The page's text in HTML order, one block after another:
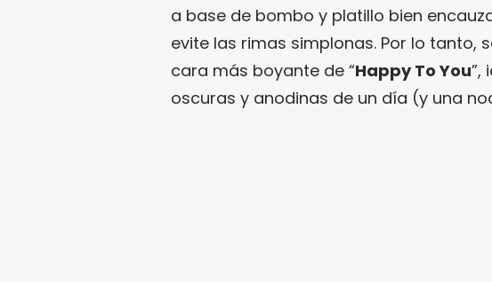
a base de bombo y platillo bien
evite las rimas simplonas. Por lo tanto,
cara más boyante de “Happy To You”,
oscuras y anodinas de un día (y una